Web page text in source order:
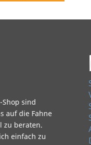
sind
auf die Fahne
zu beraten.
einfach zu